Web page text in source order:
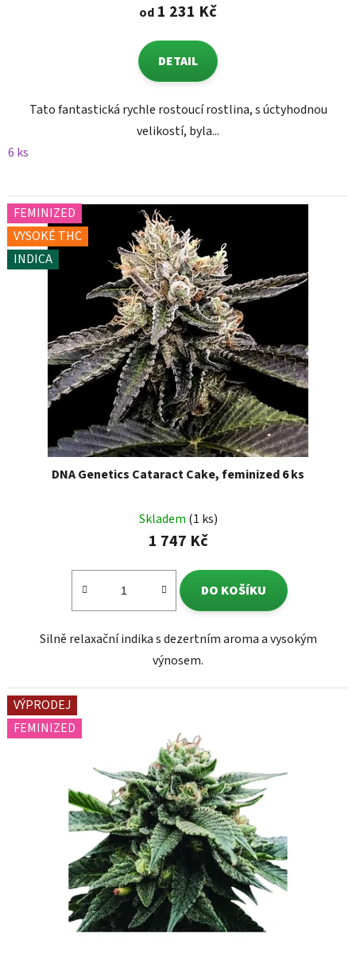
od 1 231 Kč
DETAIL
Tato fantastická rychle rostoucí rostlina, s úctyhodnou
velikostí, byla...
6 ks
FEMINIZED
VYSOKÉ THC
INDICA
DNA Genetics Cataract Cake, feminized 6 ks
Skladem (1 ks)
1 747 Kč
DO KOŠÍKU
Silně relaxační indika s dezertním aroma a vysokým
výnosem.
VÝPRODEJ
FEMINIZED